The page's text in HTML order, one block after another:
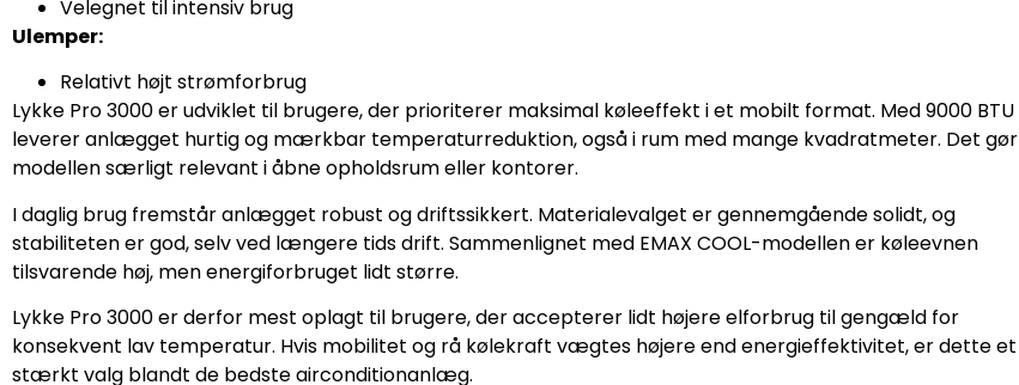
Velegnet til intensiv brug
Ulemper:
Relativt højt strømforbrug
Lykke Pro 3000 er udviklet til brugere, der prioriterer maksimal køleeffekt i et mobilt format. Med 9000 BTU
leverer anlægget hurtig og mærkbar temperaturreduktion, også i rum med mange kvadratmeter. Det gør
modellen særligt relevant i åbne opholdsrum eller kontorer.
I daglig brug fremstår anlægget robust og driftssikkert. Materialevalget er gennemgående solidt, og
stabiliteten er god, selv ved længere tids drift. Sammenlignet med EMAX COOL-modellen er køleevnen
tilsvarende høj, men energiforbruget lidt større.
Lykke Pro 3000 er derfor mest oplagt til brugere, der accepterer lidt højere elforbrug til gengæld for
konsekvent lav temperatur. Hvis mobilitet og rå kølekraft vægtes højere end energieffektivitet, er dette et
stærkt valg blandt de bedste airconditionanlæg.